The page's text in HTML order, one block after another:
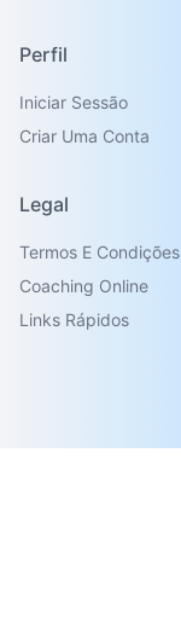
Perfil
Iniciar Sessão
Criar Uma Conta
Legal
Termos E Condições
Coaching Online
Links Rápidos